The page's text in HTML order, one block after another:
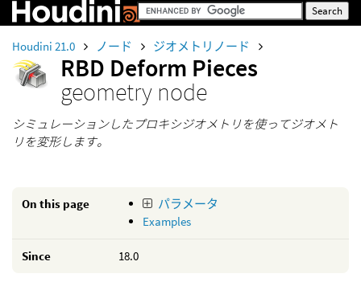
Houdini 21.0 ノード ジオメトリノード
RBD Deform Pieces
geometry node
シミュレーションしたプロキシジオメトリを使ってジオメト
リを変形します。
On this page
パラメータ
Examples
Since 18.0